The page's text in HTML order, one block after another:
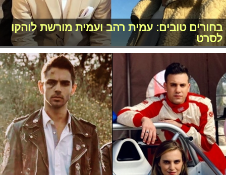
בחורים טובים: עמית רהב ועמית מורשת לוהקו
לסרט